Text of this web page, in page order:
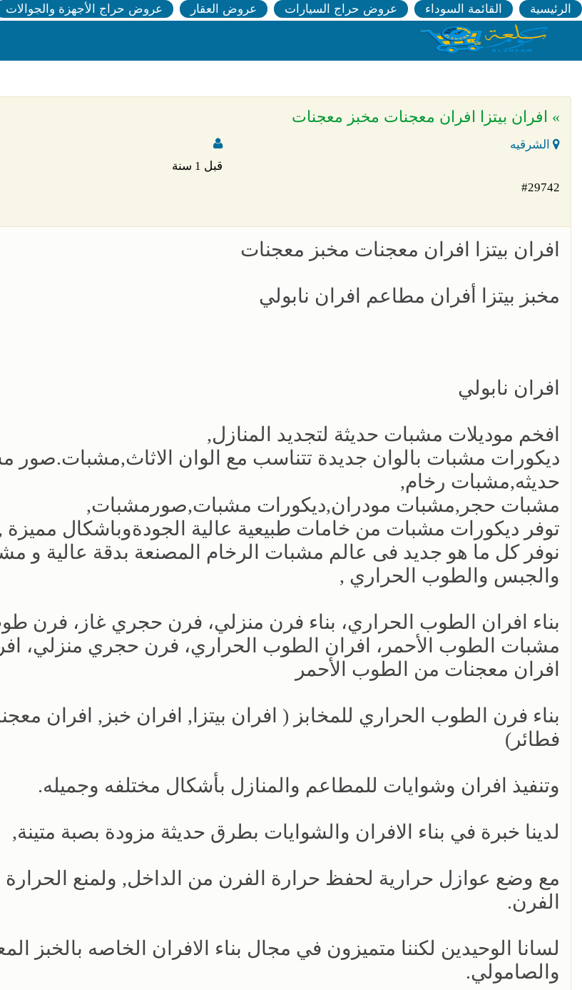
الرئيسية القائمة السوداء عروض حراج السيارات عروض العقار عروض حراج الأجهزة والجوالات
» افران بيتزا افران معجنات مخبز معجنات
الشرقيه
قبل 1 سنة
#29742
افران بيتزا افران معجنات مخبز معجنات
مخبز بيتزا أفران مطاعم افران نابولي
افران نابولي
افخم موديلات مشبات حديثة لتجديد المنازل,
ديكورات مشبات بالوان جديدة تتناسب مع الوان
حديثه,مشبات رخام,
مشبات حجر,مشبات مودران,ديكورات مشبات,صورمشبات,
توفر ديكورات مشبات من خامات طبيعية عالية الجودةوباشكال مميزة
نوفر كل ما هو جديد فى عالم مشبات الرخام المصنعة بدقة عالية و
والجبس والطوب الحراري ,
بناء افران الطوب الحراري، بناء فرن منزلي، فرن حجري غاز، فرن
مشبات الطوب الأحمر، افران الطوب الحراري، فرن حجري منزلي،
افران معجنات من الطوب الأحمر
بناء فرن الطوب الحراري للمخابز ( افران بيتزا, افران خبز, افران
فطائر)
وتنفيذ افران وشوايات للمطاعم والمنازل بأشكال مختلفه وجميله.
لدينا خبرة في بناء الافران والشوايات بطرق حديثة مزودة بصبة متينة,
مع وضع عوازل حرارية لحفظ حرارة الفرن من الداخل, ولمنع الحرارة
الفرن.
لسانا الوحيدين لكننا متميزون في مجال بناء الافران الخاصه بالخبز
والصامولي.